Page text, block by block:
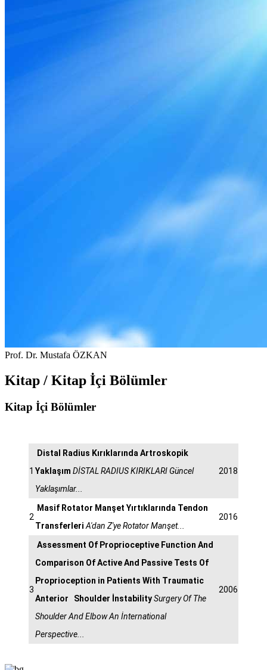
Prof. Dr. Mustafa ÖZKAN
Kitap / Kitap İçi Bölümler
Kitap İçi Bölümler
1
Distal Radius Kırıklarında Artroskopik
Yaklaşım DİSTAL RADIUS KIRIKLARI Güncel
Yaklaşımlar...
2018
2
Masif Rotator Manşet Yırtıklarında Tendon
Transferleri A'dan Z'ye Rotator Manşet...
2016
3
Assessment Of Proprioceptive Function And
Comparison Of Active And Passive Tests Of
Proprioception in Patients With Traumatic
Anterior Shoulder İnstabilitySurgery Of The
Shoulder And Elbow An İnternational
Perspective...
2006